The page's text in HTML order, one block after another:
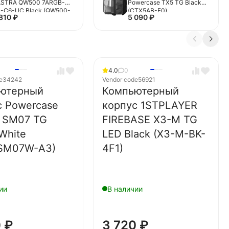
QW500 7ARGB-
C6-UC Black (QW500-
1FC12-C6-UC)
₽
Powercase TX5 TG Black
(CTX5AB-F0)
5 090₽
34242
Powercase
TG
A3)
₽
4.0
0
Vendor code56921
Компьютерный
корпус 1STPLAYER
FIREBASE X3-M TG
LED Black (X3-M-BK-
4F1)
В наличии
3 720 ₽